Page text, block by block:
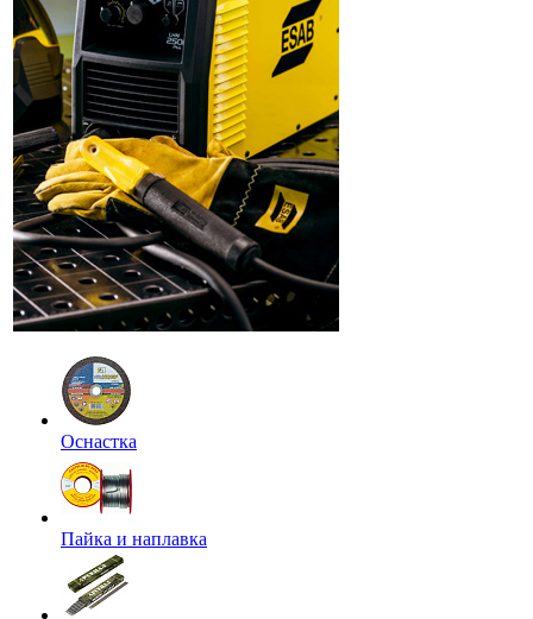
Оснастка
Пайка и наплавка